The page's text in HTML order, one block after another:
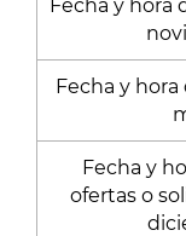
Fecha y hora
Fecha y hora
Fecha y
ofertas o